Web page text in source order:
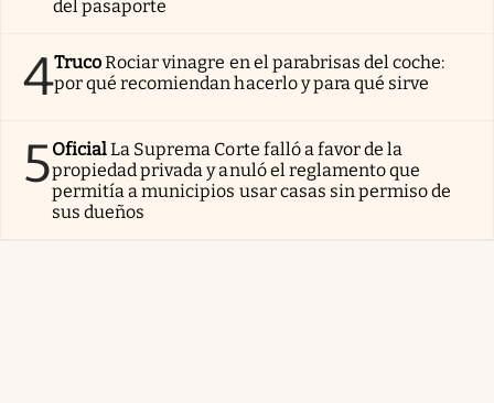
del pasaporte
4TrucoRociar vinagre en el parabrisas del coche:
por qué recomiendan hacerlo y para qué sirve
5OficialLa Suprema Corte falló a favor de la
propiedad privada y anuló el reglamento que
permitía a municipios usar casas sin permiso de
sus dueños